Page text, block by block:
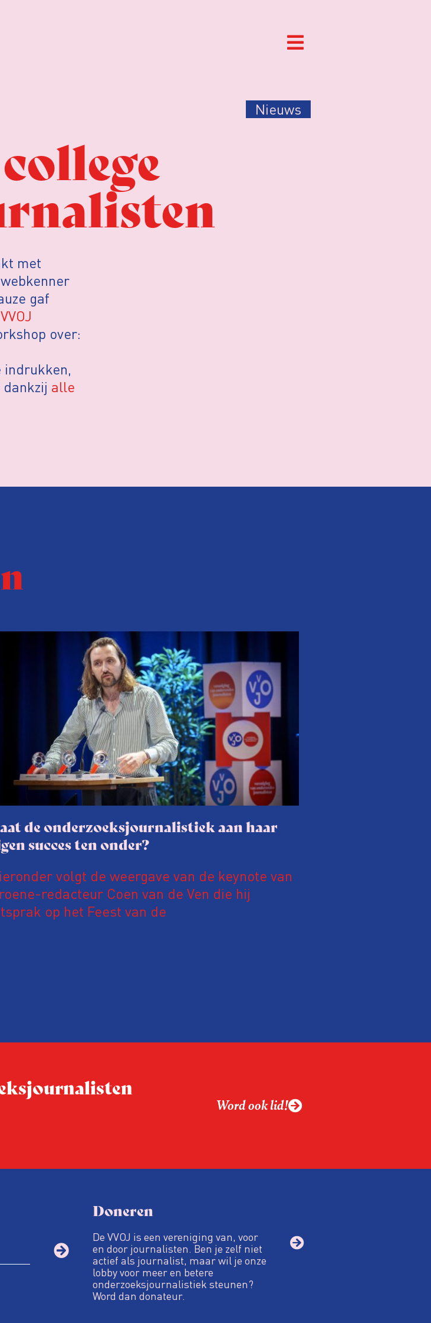
Nieuws
met
gaf
VVOJ
over:
indrukken,
alle
de onderzoeksjournalistiek aan haar
succes ten onder?
volgt de weergave van de keynote van
redacteur Coen van de Ven die hij
op het Feest van de
Hoe moet de journalistiek omgaan met een
steeds onverschilligere macht?
Word ook lid!
Doneren
De VVOJ is een vereniging van, voor
en door journalisten. Ben je zelf niet
actief als journalist, maar wil je onze
lobby voor meer en betere
onderzoeksjournalistiek steunen?
Word dan donateur.